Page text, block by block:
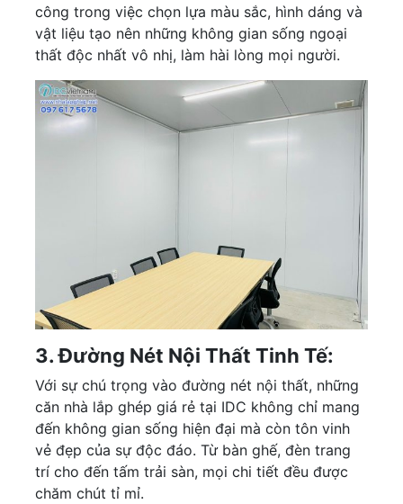
công trong việc chọn lựa màu sắc, hình dáng và
vật liệu tạo nên những không gian sống ngoại
thất độc nhất vô nhị, làm hài lòng mọi người.
3. Đường Nét Nội Thất Tinh Tế:
Với sự chú trọng vào đường nét nội thất, những
căn nhà lắp ghép giá rẻ tại IDC không chỉ mang
đến không gian sống hiện đại mà còn tôn vinh
vẻ đẹp của sự độc đáo. Từ bàn ghế, đèn trang
trí cho đến tấm trải sàn, mọi chi tiết đều được
chăm chút tỉ mỉ.